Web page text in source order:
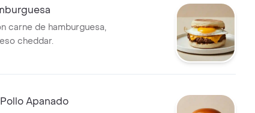
carne de hamburguesa,
cheddar.
Apanado